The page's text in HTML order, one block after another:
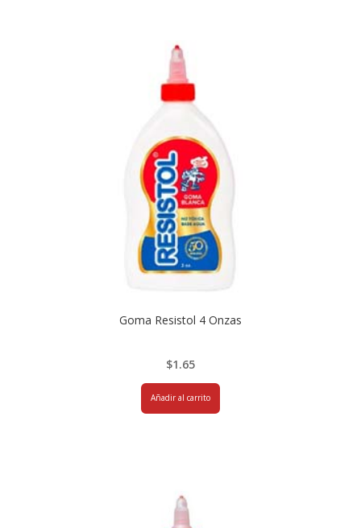
Goma Resistol 4 Onzas
$1.65
Añadir al carrito